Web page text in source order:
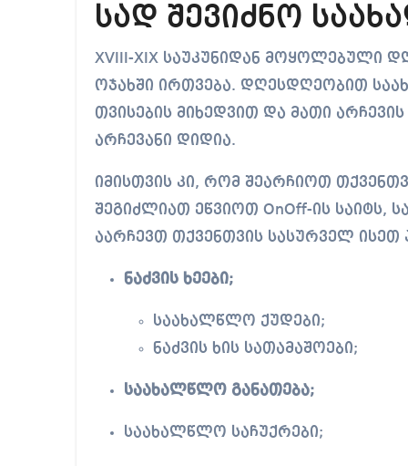
სად შევიძნო
XVIII-XIX საუკუნიდან მოყოლებული
ოჯახში ირთვება. დღესდღეობით
თვისების მიხედვით და მათი
არჩევანი დიდია.
იმისთვის კი, რომ შეარჩიოთ
შეგიძლიათ ეწვიოთ OnOff-ის საიტს,
აარჩევთ თქვენთვის სასურველ
ნაძვის ხეები;
საახალწლო ქუდები;
ნაძვის ხის სათამაშოები;
საახალწლო განათება;
საახალწლო საჩუქრები;